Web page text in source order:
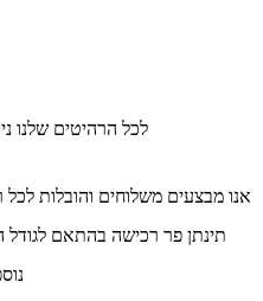
לכל הרהיטים שלנו
אנו מבצעים משלוחים והובלות
תינתן פר רכישה בהתאם לגודל